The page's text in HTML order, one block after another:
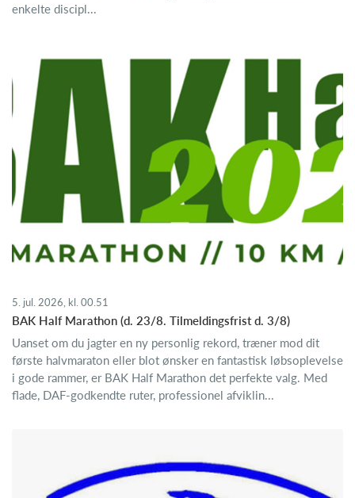
enkelte discipl...
5. jul. 2026, kl. 00.51
BAK Half Marathon (d. 23/8. Tilmeldingsfrist d. 3/8)
Uanset om du jagter en ny personlig rekord, træner mod dit
første halvmaraton eller blot ønsker en fantastisk løbsoplevelse
i gode rammer, er BAK Half Marathon det perfekte valg. Med
flade, DAF-godkendte ruter, professionel afviklin...